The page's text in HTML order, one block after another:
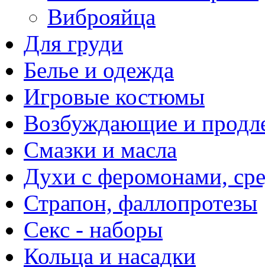
Виброяйца
Для груди
Белье и одежда
Игровые костюмы
Возбуждающие и
Смазки и масла
Духи с феромонами,
Страпон, фаллопротезы
Секс - наборы
Кольца и насадки